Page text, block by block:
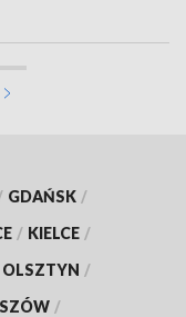
GDAŃSK /
/ KIELCE /
OLSZTYN /
/